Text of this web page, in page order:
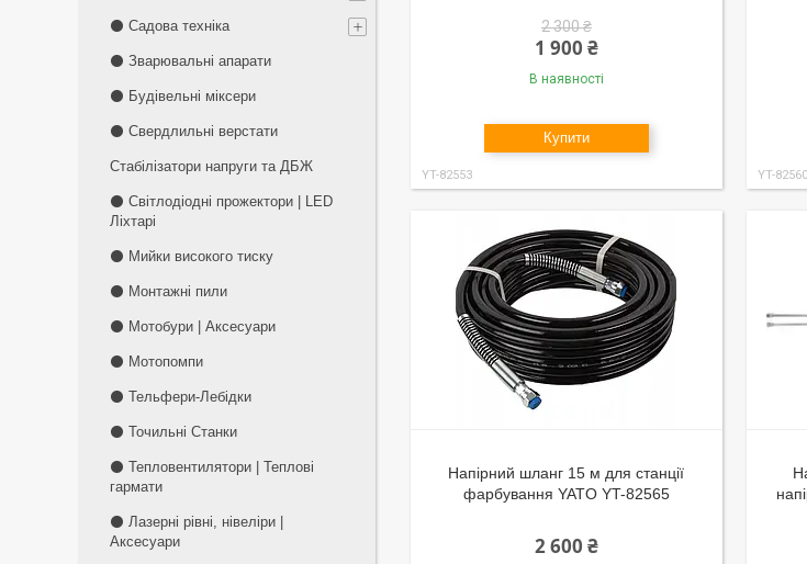
2 300 ₴
1 900 ₴
В наявності
Купити
YT-82553 YT-82560
Напірний шланг 15 м для станції
фарбування YATO YT-82565
2 600 ₴
⚫ Садова техніка
⚫ Зварювальні апарати
⚫ Будівельні міксери
⚫ Свердлильні верстати
Стабілізатори напруги та ДБЖ
⚫ Світлодіодні прожектори | LED
Ліхтарі
⚫ Мийки високого тиску
⚫ Монтажні пили
⚫ Мотобури | Аксесуари
⚫ Мотопомпи
⚫ Тельфери-Лебідки
⚫ Точильні Станки
⚫ Тепловентилятори | Теплові
гармати
⚫ Лазерні рівні, нівеліри |
Аксесуари